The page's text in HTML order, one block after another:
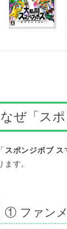
なぜ「ス
「 スポンジボブ ス
ます。
① ファン